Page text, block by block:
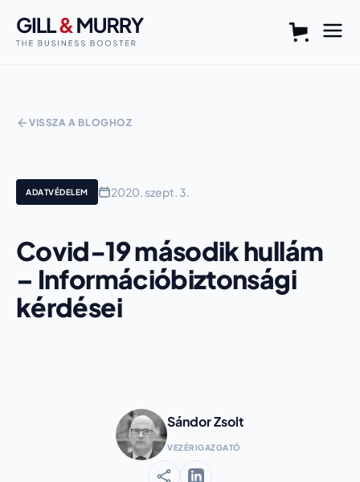
VISSZA A BLOGHOZ
ADATVÉDELEM 2020. szept. 3.
Covid-19 második hullám
– Információbiztonsági
kérdései
Sándor Zsolt
VEZÉRIGAZGATÓ